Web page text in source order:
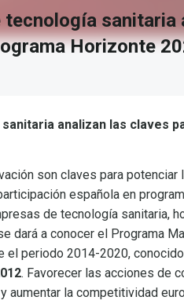
tecnología sanitaria
Horizonte
analizan las claves
son claves para
española en
de tecnología sanitaria,
dará a conocer el Programa
el periodo 2014-2020,
. Favorecer las acciones de
aumentar la competitividad